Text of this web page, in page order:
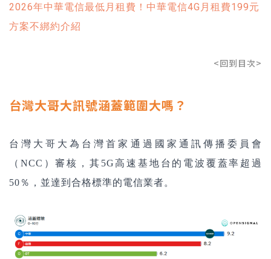
2026年中華電信最低月租費！中華電信4G月租費199元
方案不綁約介紹
<回到目次>
台灣大哥大訊號涵蓋範圍大嗎？
台灣大哥大為台灣首家通過國家通訊傳播委員會
（NCC）審核，其5G高速基地台的電波覆蓋率超過
50％，並達到合格標準的電信業者。